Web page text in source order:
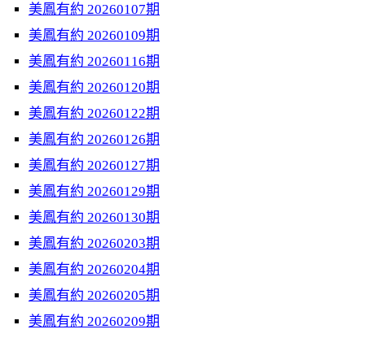
美鳳有約 20260107期
美鳳有約 20260109期
美鳳有約 20260116期
美鳳有約 20260120期
美鳳有約 20260122期
美鳳有約 20260126期
美鳳有約 20260127期
美鳳有約 20260129期
美鳳有約 20260130期
美鳳有約 20260203期
美鳳有約 20260204期
美鳳有約 20260205期
美鳳有約 20260209期